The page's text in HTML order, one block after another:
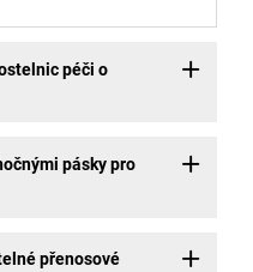
péči o
pásky pro
přenosové